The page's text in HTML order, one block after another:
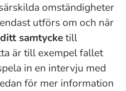
omständigheter
utförs om och när
ditt samtycketill
är till exempel fallet
in en intervju med
för mer information